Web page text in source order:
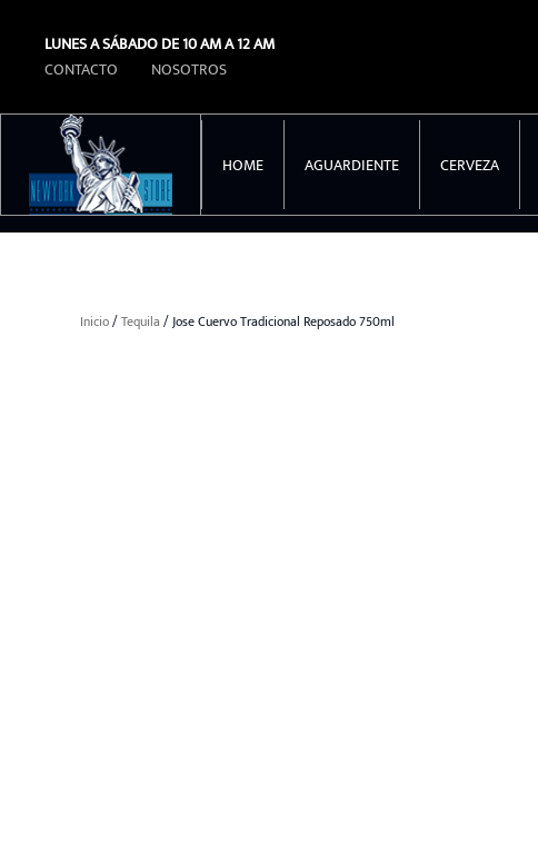
Ir al contenido principal
LUNES A SÁBADO DE 10 AM A 12 AM
CONTACTO
NOSOTROS
HOME AGUARDIENTE CERVEZA
Inicio/Tequila / Jose Cuervo Tradicional Reposado 750ml